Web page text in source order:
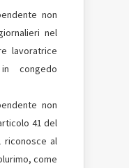
non
nel
lavoratrice
congedo
non
41 del
riconosce al
come